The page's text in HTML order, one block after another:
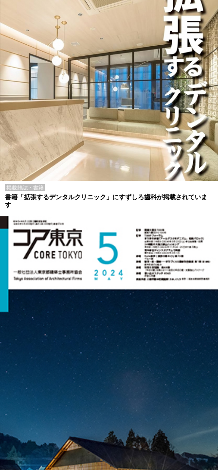
掲載雑誌・書籍
書籍「拡張するデンタルクリニック」にすずしろ歯科が掲載されていま
す